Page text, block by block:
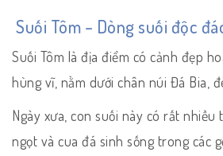
Suối Tôm – Dòng suối độc
Suối Tôm là địa điểm có cảnh đẹp
hùng vĩ, nằm dưới chân núi Đá Bia,
Ngày xưa, con suối này có rất nhiều
ngọt và cua đá sinh sống trong các